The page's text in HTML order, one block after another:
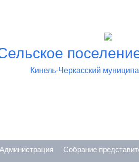
Кинель-Черкасский
Администрация Собрание